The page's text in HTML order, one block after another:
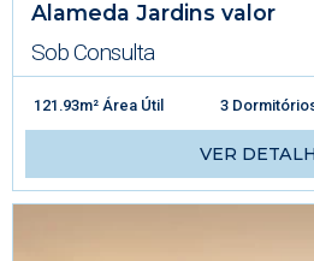
Alameda Jardins valor
Sob Consulta
121.93m² Área Útil 3
VER